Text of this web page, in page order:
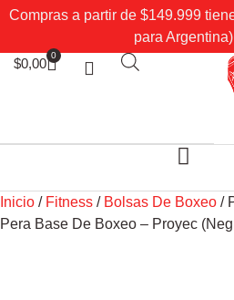
Compras a partir de $149.999
para Argentina)
$0,00
0
Inicio / Fitness / Bolsas De Boxeo /
Pera Base De Boxeo – Proyec